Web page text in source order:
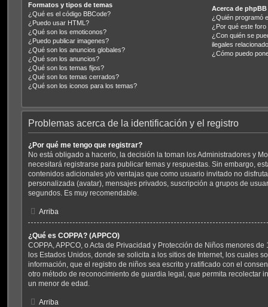
Formatos y tipos de temas
¿Qué es el código BBCode?
¿Puedo usar HTML?
¿Qué son los emoticonos?
¿Puedo publicar imagenes?
¿Qué son los anuncios globales?
¿Qué son los anuncios?
¿Qué son los temas fijos?
¿Qué son los temas cerrados?
¿Qué son los iconos para los temas?
Acerca de phpBB
¿Quién programó
¿Por qué este foro
¿Con quién se
ilegales
¿Cómo puedo
Problemas acerca de la identificación y el registro
¿Por qué me tengo que registrar?
No está obligado a hacerlo, la decisión la toman los Administradores y
necesitará registrarse para publicar temas y respuestas. Sin embargo,
contenidos adicionales y/o ventajas que como usuario invitado no
personalizada (avatar), mensajes privados, suscripción a grupos de
segundos. Es muy recomendable.
Arriba
¿Qué es COPPA? (APPCO)
COPPA, APPCO, o Acta de Privacidad y Protección de Niños menores
los Estados Unidos, donde se solicita a los sitios de Internet, los cuales
información, que el registro de niños sea escrito y ratificado con el
otro método de reconocimiento de guardia legal, que permita recolectar
un menor de edad.
Arriba